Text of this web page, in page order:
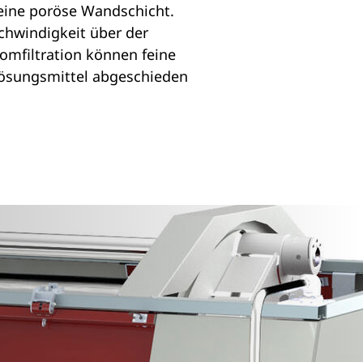
poröse Wandschicht.
über der
können feine
abgeschieden